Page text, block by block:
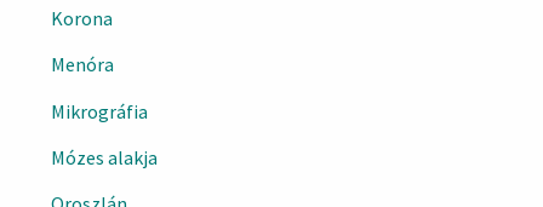
Korona
Menóra
Mikrográfia
Mózes alakja